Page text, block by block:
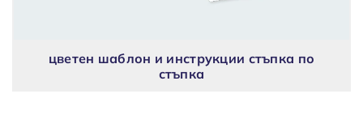
цветен шаблон и инструкции стъпка по
стъпка